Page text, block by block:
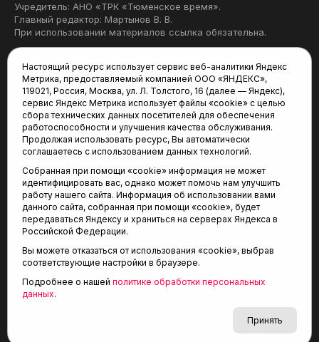
Учредитель: АНО «ТРК «Тюменское время».
Главный редактор: Мартынов В. В.
При использовании материалов ссылка обязательна.
Редакция:
625035, Тюмень, пр. Геологоразведчиков, 28А
(3452) 68-22-28
tum-arena@mail.ru
Отдел продаж:
(3452) 68-89-78
kotovaev@sibinformburo.ru
© 2001-2026 Агентство спортивных новостей
Настоящий ресурс использует сервис веб-аналитики Яндекс
Метрика, предоставляемый компанией ООО «ЯНДЕКС»,
119021, Россия, Москва, ул. Л. Толстого, 16 (далее — Яндекс),
сервис Яндекс Метрика использует файлы «cookie» с целью
сбора технических данных посетителей для обеспечения
работоспособности и улучшения качества обслуживания.
Продолжая использовать ресурс, Вы автоматически
соглашаетесь с использованием данных технологий.
Собранная при помощи «cookie» информация не может
идентифицировать вас, однако может помочь нам улучшить
работу нашего сайта. Информация об использовании вами
данного сайта, собранная при помощи «cookie», будет
передаваться Яндексу и храниться на серверах Яндекса в
Российской Федерации.
Вы можете отказаться от использования «cookie», выбрав
соответствующие настройки в браузере.
Подробнее о нашей политике обработки персональных
данных.
Принять